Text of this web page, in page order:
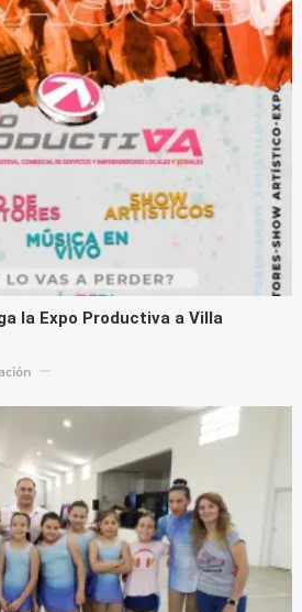
la Expo Productiva a Villa